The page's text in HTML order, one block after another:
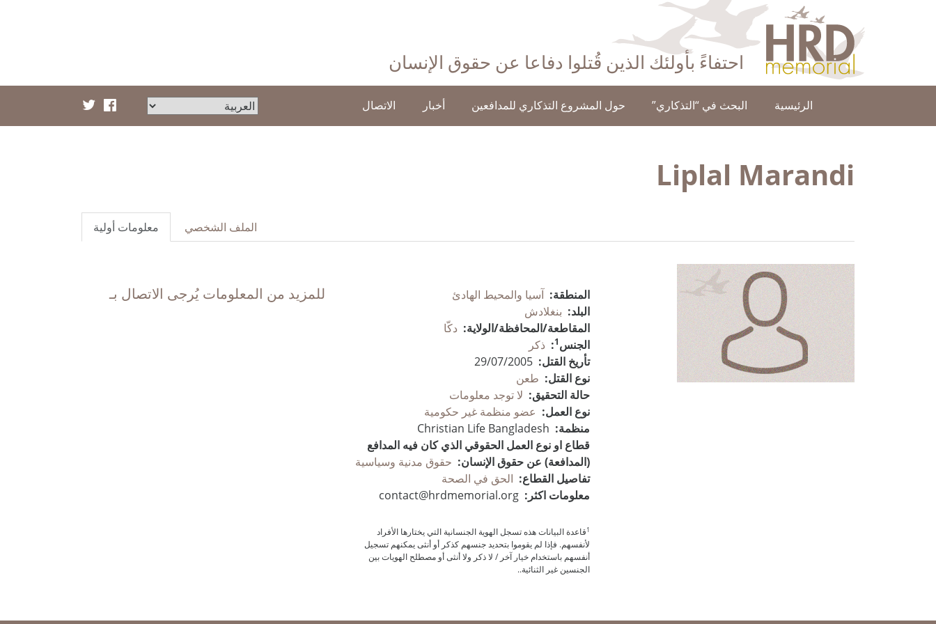
HRD Memorial – العَرَبِيَّة‎‎
احتفاءً بأولئك الذين قُتلوا دفاعا عن حقوق الإنسان
الرئيسية البحث في “التذكاري” حول المشروع التذكاري للمدافعين أخبار الاتصال
Liplal Marandi
معلومات أولية الملف الشخصي
للمزيد من المعلومات يُرجى الاتصال بـ المنطقة: آسيا والمحيط الهادئ
البلد: بنغلادش
المقاطعة/المحافظة/الولاية: دكّا
الجنس1
: ذكر
تأريخ القتل: 29/07/2005
نوع القتل: طعن
حالة التحقيق: لا توجد معلومات
نوع العمل: عضو منظمة غير حكومية
منظمة: Christian Life Bangladesh
قطاع او نوع العمل الحقوقي الذي كان فيه المدافع
(المدافعة) عن حقوق الإنسان: حقوق مدنية وسياسية
تفاصيل القطاع: الحق في الصحة
معلومات اكثر: contact@hrdmemorial.org
1قاعدة البيانات هذه تسجل الهوية الجنسانية التي يختارها الأفراد
لأنفسهم. فإذا لم يقوموا بتحديد جنسهم كذكر أو أنثى يمكنهم تسجيل
أنفسهم باستخدام خيار آخر / لا ذكر ولا أنثى أو مصطلح الهويات بين
الجنسين غير الثنائية..